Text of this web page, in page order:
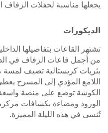
يجعلها مناسبة لحفلات الزفاف
الديكورات
تشتهر القاعات بتفاصيلها
من أجمل قاعات الزفاف في
بثريات كريستالية تضيف لمسة
اللامع المؤدي إلى المسرح
الكوشة توضع على منصة
الورود ومضاءة بكشافات
تُنسى في هذه الليلة المميزة.